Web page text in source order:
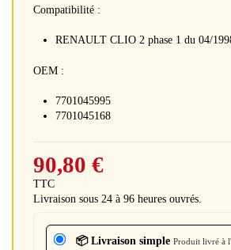
Compatibilité :
RENAULT CLIO 2 phase 1 du 04/
OEM :
7701045995
7701045168
90,80 €
TTC
Livraison sous 24 à 96 heures ouvrés.
📦 Livraison simple Produit livré à